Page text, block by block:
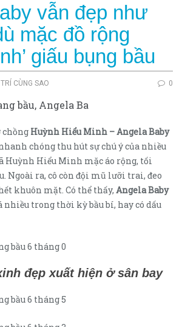
vẫn đẹp như
mặc đồ rộng
giấu bụng bầu
0
CÙNG SAO
bầu, Angela Ba
chồng Huỳnh Hiểu Minh – Angela Baby
chóng thu hút sự chú ý của nhiều
Huỳnh Hiểu Minh mặc áo rộng, tối
Ngoài ra, cô còn đội mũ lưỡi trai, đeo
khuôn mặt. Có thể thấy, Angela Baby
nhiều trong thời kỳ bầu bí, hay có dấu
đẹp xuất hiện ở sân bay